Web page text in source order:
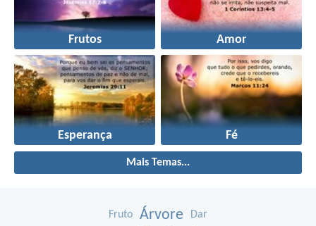
Frutos Amor
Esperança Fé
Mais Temas...
Fruto Árvore Dar